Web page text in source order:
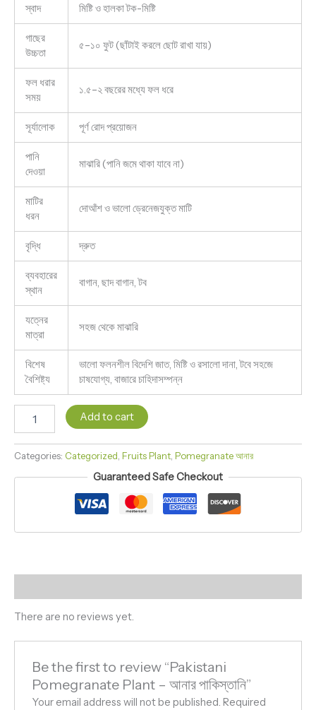
স্বাদ মিষ্টি ও হালকা টক-মিষ্টি
গাছের
উচ্চতা
৫–১০ ফুট (ছাঁটাই করলে ছোট রাখা যায়)
ফল ধরার
সময়
১.৫–২ বছরের মধ্যে ফল ধরে
সূর্যালোক পূর্ণ রোদ প্রয়োজন
পানি
দেওয়া
মাঝারি (পানি জমে থাকা যাবে না)
মাটির
ধরন
দোআঁশ ও ভালো ড্রেনেজযুক্ত মাটি
বৃদ্ধি দ্রুত
ব্যবহারের
স্থান
বাগান, ছাদ বাগান, টব
যত্নের
মাত্রা
সহজ থেকে মাঝারি
বিশেষ
বৈশিষ্ট্য
ভালো ফলনশীল বিদেশি জাত, মিষ্টি ও রসালো দানা, টবে সহজে
চাষযোগ্য, বাজারে চাহিদাসম্পন্ন
Add to cart
Categories: Categorized Fruits Plant Pomegranate আনার
Guaranteed Safe Checkout
There are no reviews yet.
Be the first to review “Pakistani
Pomegranate Plant – আনার পাকিস্তানি”
Your email address will not be published. Required